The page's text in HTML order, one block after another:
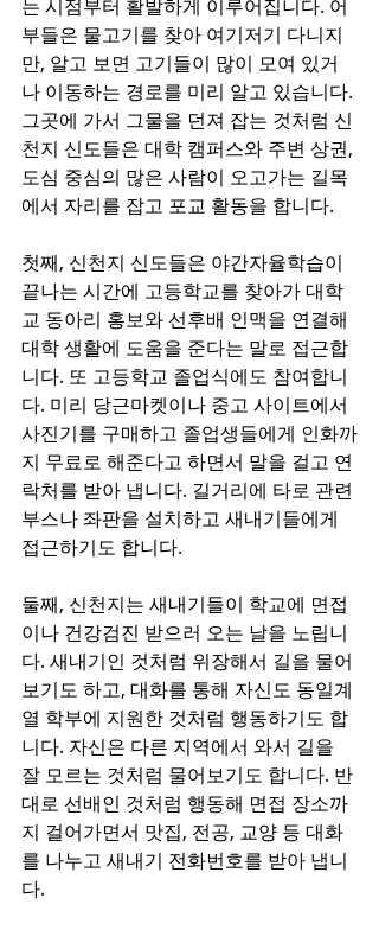
는 시점부터 활발하게 이루어집니다. 어
부들은 물고기를 찾아 여기저기 다니지
만, 알고 보면 고기들이 많이 모여 있거
나 이동하는 경로를 미리 알고 있습니다.
그곳에 가서 그물을 던져 잡는 것처럼 신
천지 신도들은 대학 캠퍼스와 주변 상권,
도심 중심의 많은 사람이 오고가는 길목
에서 자리를 잡고 포교 활동을 합니다.
첫째, 신천지 신도들은 야간자율학습이
끝나는 시간에 고등학교를 찾아가 대학
교 동아리 홍보와 선후배 인맥을 연결해
대학 생활에 도움을 준다는 말로 접근합
니다. 또 고등학교 졸업식에도 참여합니
다. 미리 당근마켓이나 중고 사이트에서
사진기를 구매하고 졸업생들에게 인화까
지 무료로 해준다고 하면서 말을 걸고 연
락처를 받아 냅니다. 길거리에 타로 관련
부스나 좌판을 설치하고 새내기들에게
접근하기도 합니다.
둘째, 신천지는 새내기들이 학교에 면접
이나 건강검진 받으러 오는 날을 노립니
다. 새내기인 것처럼 위장해서 길을 물어
보기도 하고, 대화를 통해 자신도 동일계
열 학부에 지원한 것처럼 행동하기도 합
니다. 자신은 다른 지역에서 와서 길을
잘 모르는 것처럼 물어보기도 합니다. 반
대로 선배인 것처럼 행동해 면접 장소까
지 걸어가면서 맛집, 전공, 교양 등 대화
를 나누고 새내기 전화번호를 받아 냅니
다.